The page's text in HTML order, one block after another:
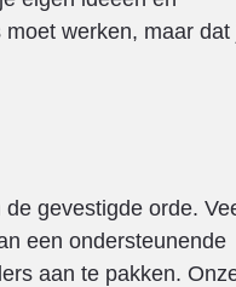
werken, maar dat
gevestigde orde.
een ondersteunende
aan te pakken.